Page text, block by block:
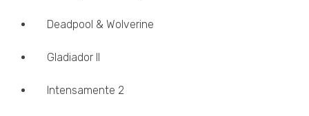
Deadpool & Wolverine
Gladiador II
Intensamente 2